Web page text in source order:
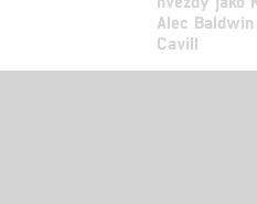
Alec
Cavill